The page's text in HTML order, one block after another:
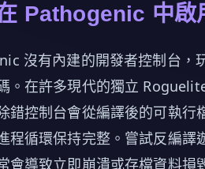
Pathogenic 中啟
沒有內建的開發者控制台，
。在許多現代的獨立
錯控制台會從編譯後的可執
程循環保持完整。嘗試反編
會導致立即崩潰或存檔資料損